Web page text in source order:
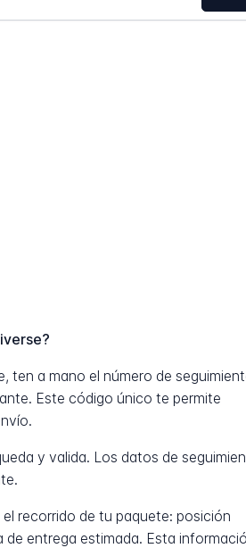
ten a mano el número de
Este código único te permite
y valida. Los datos de
recorrido de tu paquete: posición
entrega estimada. Esta